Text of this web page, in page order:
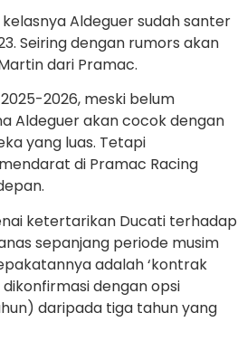
Aldeguer sudah santer
Seiring dengan rumors akan
dari Pramac.
2026, meski belum
Aldeguer akan cocok dengan
yang luas. Tetapi
di Pramac Racing
ketertarikan Ducati terhadap
sepanjang periode musim
adalah ‘kontrak
dikonfirmasi dengan opsi
daripada tiga tahun yang